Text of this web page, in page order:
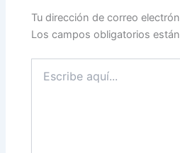
Tu dirección de correo
Los campos obligatorios
aquí...